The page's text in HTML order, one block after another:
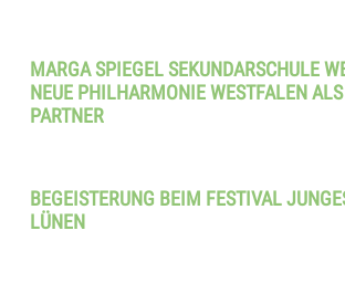
MARGA SPIEGEL SEKUNDARSCHULE
NEUE PHILHARMONIE WESTFALEN
PARTNER
BEGEISTERUNG BEIM FESTIVAL
LÜNEN